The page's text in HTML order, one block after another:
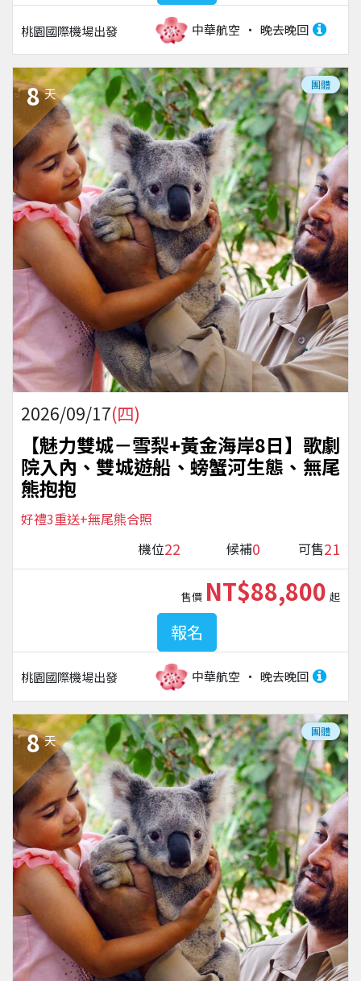
桃園國際機場出發 中華航空 晚去晚回
8 天
團體
2026/09/17(四)
【魅力雙城－雪梨+黃金海岸8日】歌劇
院入內、雙城遊船、螃蟹河生態、無尾
熊抱抱
好禮3重送+無尾熊合照
機位22 候補0 可售21
桃園國際機場出發 中華航空 晚去晚回
售價 NT$88,800 起
報名
8 天
團體